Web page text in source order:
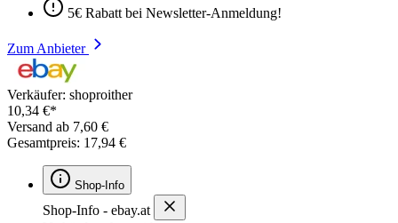
5€ Rabatt bei Newsletter-Anmeldung!
Zum Anbieter
Verkäufer: shoproither
10,34 €*
Versand ab 7,60 €
Gesamtpreis: 17,94 €
Shop-Info
Shop-Info - ebay.at